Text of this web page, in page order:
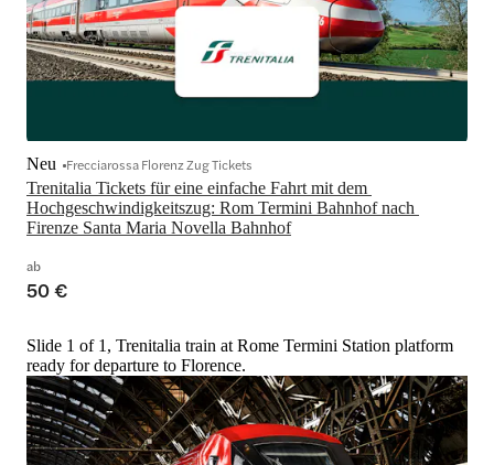
Trenitalia Tickets für eine einfache Fahrt mit dem
Hochgeschwindigkeitszug: Rom Termini Bahnhof nach
Firenze Santa Maria Novella Bahnhof
Neu Frecciarossa Florenz Zug Tickets
ab
50 €
Slide 1 of 1, Trenitalia train at Rome Termini Station platform
ready for departure to Florence.